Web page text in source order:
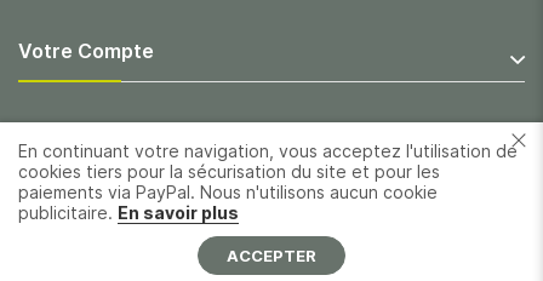
En continuant votre navigation, vous acceptez l'utilisation de
cookies tiers pour la sécurisation du site et pour les
paiements via PayPal. Nous n'utilisons aucun cookie
publicitaire. En savoir plus
ACCEPTER
Votre Compte